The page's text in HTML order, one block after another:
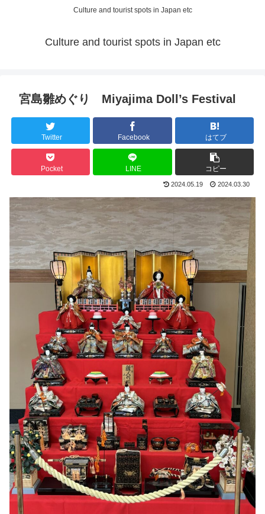
Culture and tourist spots in Japan etc
Culture and tourist spots in Japan etc
宮島雛めぐり Miyajima Doll’s Festival
Twitter Facebook はてブ
Pocket LINE コピー
2024.05.19 2024.03.30